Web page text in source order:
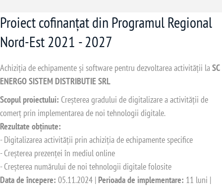
Proiect cofinanțat din Programul Regional
Nord-Est 2021 - 2027
Achiziția de echipamente și software pentru dezvoltarea activității laSC
ENERGO SISTEM DISTRIBUTIE SRL
Scopul proiectului: Creșterea gradului de digitalizare a activității de
comerț prin implementarea de noi tehnologii digitale.
Rezultate obținute:
- Digitalizarea activității prin achiziția de echipamente specifice
- Creșterea prezenței în mediul online
- Creșterea numărului de noi tehnologii digitale folosite
Data de începere: 05.11.2024 | Perioada de implementare: 11 luni |